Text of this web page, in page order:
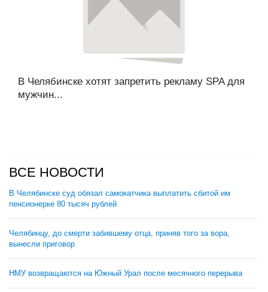
В Челябинске хотят запретить рекламу SPA для
мужчин...
ВСЕ НОВОСТИ
В Челябинске суд обязал самокатчика выплатить сбитой им
пенсионерке 80 тысяч рублей
Челябинцу, до смерти забившему отца, приняв того за вора,
вынесли приговор
НМУ возвращаются на Южный Урал после месячного перерыва